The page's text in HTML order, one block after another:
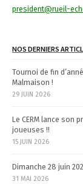
a
t
i
o
n
president@rueil-
NOS DERNIERS
Tournoi de fin
Malmaison !
29 JUIN 2026
Le CERM lance son
joueuses !!
15 JUIN 2026
Dimanche 28 juin
31 MAI 2026